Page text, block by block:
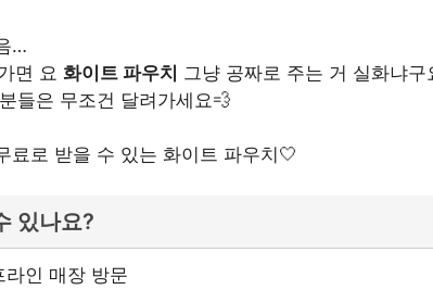
…
면 요 화이트 파우치 그냥 공짜로 주는 거 실화냐구
들은 무조건 달려가세요💨
료로 받을 수 있는 화이트 파우치🤍
있나요?
인 매장 방문